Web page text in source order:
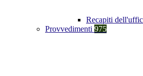
Recapiti
Provvedimenti 975